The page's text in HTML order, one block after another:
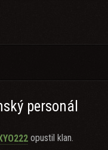
personál
opustil klan.